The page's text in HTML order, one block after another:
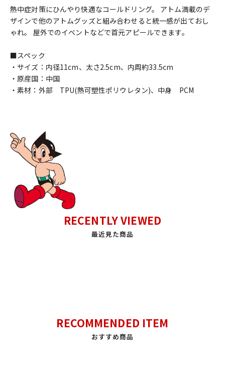
熱中症対策にひんやり快適なコールドリング。 アトム満載のデ
ザインで他のアトムグッズと組み合わせると統一感が出ておし
ゃれ。 屋外でのイベントなどで首元アピールできます。
■スペック
・サイズ：内径11cm、太さ2.5cm、内周約33.5cm
・原産国：中国
・素材：外部 TPU(熱可塑性ポリウレタン)、中身 PCM
RECENTLY VIEWED
最近見た商品
RECOMMENDED ITEM
おすすめ商品